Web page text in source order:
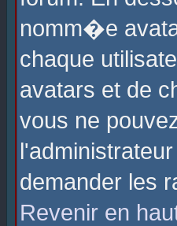
nomm�e
chaque
avatars et de
vous ne
demander les
Revenir en